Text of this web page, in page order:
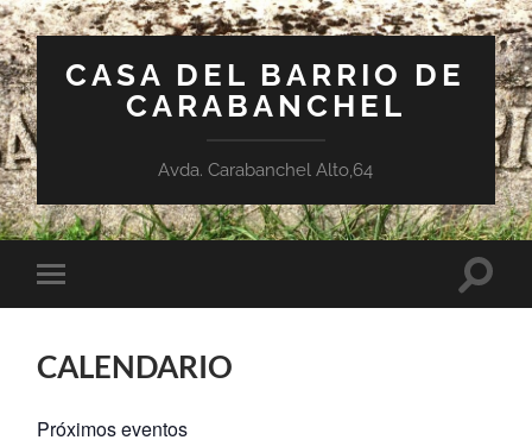
CASA DEL BARRIO DE
CARABANCHEL
Avda. Carabanchel Alto,64
Alternar
el
CALENDARIO
Próximos eventos